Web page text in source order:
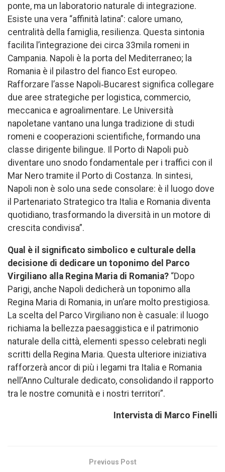
ponte, ma un laboratorio naturale di integrazione.
Esiste una vera “affinità latina”: calore umano,
centralità della famiglia, resilienza. Questa sintonia
facilita l’integrazione dei circa 33mila romeni in
Campania. Napoli è la porta del Mediterraneo; la
Romania è il pilastro del fianco Est europeo.
Rafforzare l’asse Napoli‑Bucarest significa collegare
due aree strategiche per logistica, commercio,
meccanica e agroalimentare. Le Università
napoletane vantano una lunga tradizione di studi
romeni e cooperazioni scientifiche, formando una
classe dirigente bilingue. Il Porto di Napoli può
diventare uno snodo fondamentale per i traffici con il
Mar Nero tramite il Porto di Costanza. In sintesi,
Napoli non è solo una sede consolare: è il luogo dove
il Partenariato Strategico tra Italia e Romania diventa
quotidiano, trasformando la diversità in un motore di
crescita condivisa”.
Qual è il significato simbolico e culturale della
decisione di dedicare un toponimo del Parco
Virgiliano alla Regina Maria di Romania? “Dopo
Parigi, anche Napoli dedicherà un toponimo alla
Regina Maria di Romania, in un’are molto prestigiosa.
La scelta del Parco Virgiliano non è casuale: il luogo
richiama la bellezza paesaggistica e il patrimonio
naturale della città, elementi spesso celebrati negli
scritti della Regina Maria. Questa ulteriore iniziativa
rafforzerà ancor di più i legami tra Italia e Romania
nell’Anno Culturale dedicato, consolidando il rapporto
tra le nostre comunità e i nostri territori”.
Intervista di Marco Finelli
Previous Post